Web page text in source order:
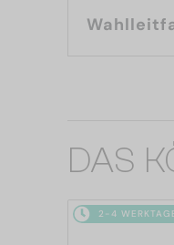
DAS
2-4